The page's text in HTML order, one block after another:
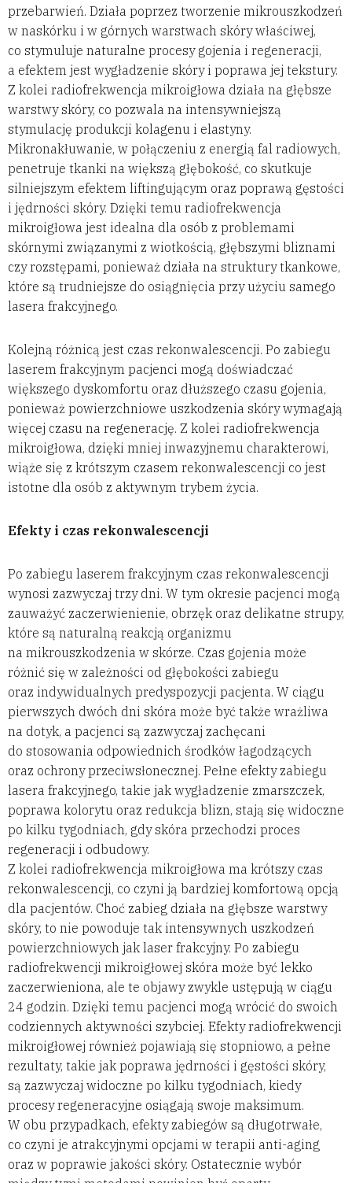
przebarwień. Działa poprzez tworzenie mikrouszkodzeń
w naskórku i w górnych warstwach skóry właściwej,
co stymuluje naturalne procesy gojenia i regeneracji,
a efektem jest wygładzenie skóry i poprawa jej tekstury.
Z kolei radiofrekwencja mikroigłowa działa na głębsze
warstwy skóry, co pozwala na intensywniejszą
stymulację produkcji kolagenu i elastyny.
Mikronakłuwanie, w połączeniu z energią fal radiowych,
penetruje tkanki na większą głębokość, co skutkuje
silniejszym efektem liftingującym oraz poprawą gęstości
i jędrności skóry. Dzięki temu radiofrekwencja
mikroigłowa jest idealna dla osób z problemami
skórnymi związanymi z wiotkością, głębszymi bliznami
czy rozstępami, ponieważ działa na struktury tkankowe,
które są trudniejsze do osiągnięcia przy użyciu samego
lasera frakcyjnego.
Kolejną różnicą jest czas rekonwalescencji. Po zabiegu
laserem frakcyjnym pacjenci mogą doświadczać
większego dyskomfortu oraz dłuższego czasu gojenia,
ponieważ powierzchniowe uszkodzenia skóry wymagają
więcej czasu na regenerację. Z kolei radiofrekwencja
mikroigłowa, dzięki mniej inwazyjnemu charakterowi,
wiąże się z krótszym czasem rekonwalescencji co jest
istotne dla osób z aktywnym trybem życia.
Efekty i czas rekonwalescencji
Po zabiegu laserem frakcyjnym czas rekonwalescencji
wynosi zazwyczaj trzy dni. W tym okresie pacjenci mogą
zauważyć zaczerwienienie, obrzęk oraz delikatne strupy,
które są naturalną reakcją organizmu
na mikrouszkodzenia w skórze. Czas gojenia może
różnić się w zależności od głębokości zabiegu
oraz indywidualnych predyspozycji pacjenta. W ciągu
pierwszych dwóch dni skóra może być także wrażliwa
na dotyk, a pacjenci są zazwyczaj zachęcani
do stosowania odpowiednich środków łagodzących
oraz ochrony przeciwsłonecznej. Pełne efekty zabiegu
lasera frakcyjnego, takie jak wygładzenie zmarszczek,
poprawa kolorytu oraz redukcja blizn, stają się widoczne
po kilku tygodniach, gdy skóra przechodzi proces
regeneracji i odbudowy.
Z kolei radiofrekwencja mikroigłowa ma krótszy czas
rekonwalescencji, co czyni ją bardziej komfortową opcją
dla pacjentów. Choć zabieg działa na głębsze warstwy
skóry, to nie powoduje tak intensywnych uszkodzeń
powierzchniowych jak laser frakcyjny. Po zabiegu
radiofrekwencji mikroigłowej skóra może być lekko
zaczerwieniona, ale te objawy zwykle ustępują w ciągu
24 godzin. Dzięki temu pacjenci mogą wrócić do swoich
codziennych aktywności szybciej. Efekty radiofrekwencji
mikroigłowej również pojawiają się stopniowo, a pełne
rezultaty, takie jak poprawa jędrności i gęstości skóry,
są zazwyczaj widoczne po kilku tygodniach, kiedy
procesy regeneracyjne osiągają swoje maksimum.
W obu przypadkach, efekty zabiegów są długotrwałe,
co czyni je atrakcyjnymi opcjami w terapii anti-aging
oraz w poprawie jakości skóry. Ostatecznie wybór